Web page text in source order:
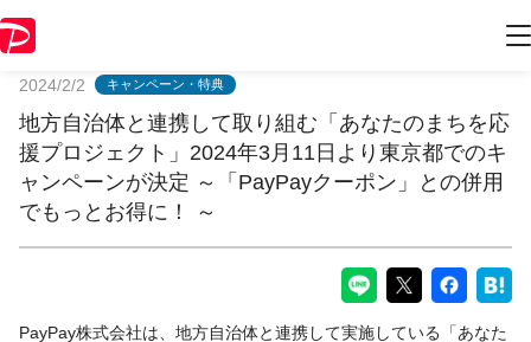
2024/2/2 キャンペーン・特典
地方自治体と連携して取り組む「あなたのまちを応
援プロジェクト」2024年3月11日より東京都でのキ
ャンペーンが決定 ～「PayPayクーポン」との併用
でもっとお得に！ ～
PayPay株式会社は、地方自治体と連携して実施している「あなた